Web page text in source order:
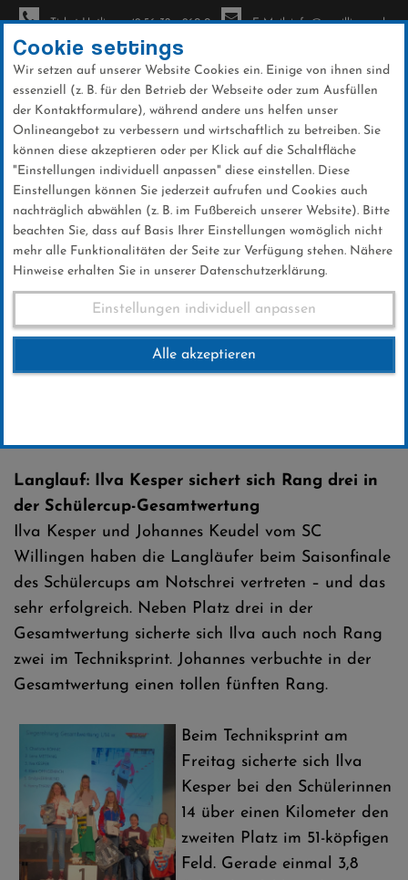
Direkt
zum
Inhalt
Ticket-Hotline: +49 56 32 - 960-0 E-Mail: info@sc-willingen.de
News
Club-News 19.03.2018
19 .März 2018
Langlauf: Ilva Kesper sichert sich Rang drei in
der Schülercup-Gesamtwertung
Ilva Kesper und Johannes Keudel vom SC
Willingen haben die Langläufer beim Saisonfinale
des Schülercups am Notschrei vertreten – und das
sehr erfolgreich. Neben Platz drei in der
Gesamtwertung sicherte sich Ilva auch noch Rang
zwei im Techniksprint. Johannes verbuchte in der
Gesamtwertung einen tollen fünften Rang.
Beim Techniksprint am
Freitag sicherte sich Ilva
Kesper bei den Schülerinnen
14 über einen Kilometer den
zweiten Platz im 51-köpfigen
Feld. Gerade einmal 3,8
Cookie settings
Wir setzen auf unserer Website Cookies ein. Einige von ihnen sind
essenziell (z. B. für den Betrieb der Webseite oder zum Ausfüllen
der Kontaktformulare), während andere uns helfen unser
Onlineangebot zu verbessern und wirtschaftlich zu betreiben. Sie
können diese akzeptieren oder per Klick auf die Schaltfläche
"Einstellungen individuell anpassen" diese einstellen. Diese
Einstellungen können Sie jederzeit aufrufen und Cookies auch
nachträglich abwählen (z. B. im Fußbereich unserer Website). Bitte
beachten Sie, dass auf Basis Ihrer Einstellungen womöglich nicht
mehr alle Funktionalitäten der Seite zur Verfügung stehen. Nähere
Hinweise erhalten Sie in unserer Datenschutzerklärung.
Einstellungen individuell anpassen
Alle akzeptieren